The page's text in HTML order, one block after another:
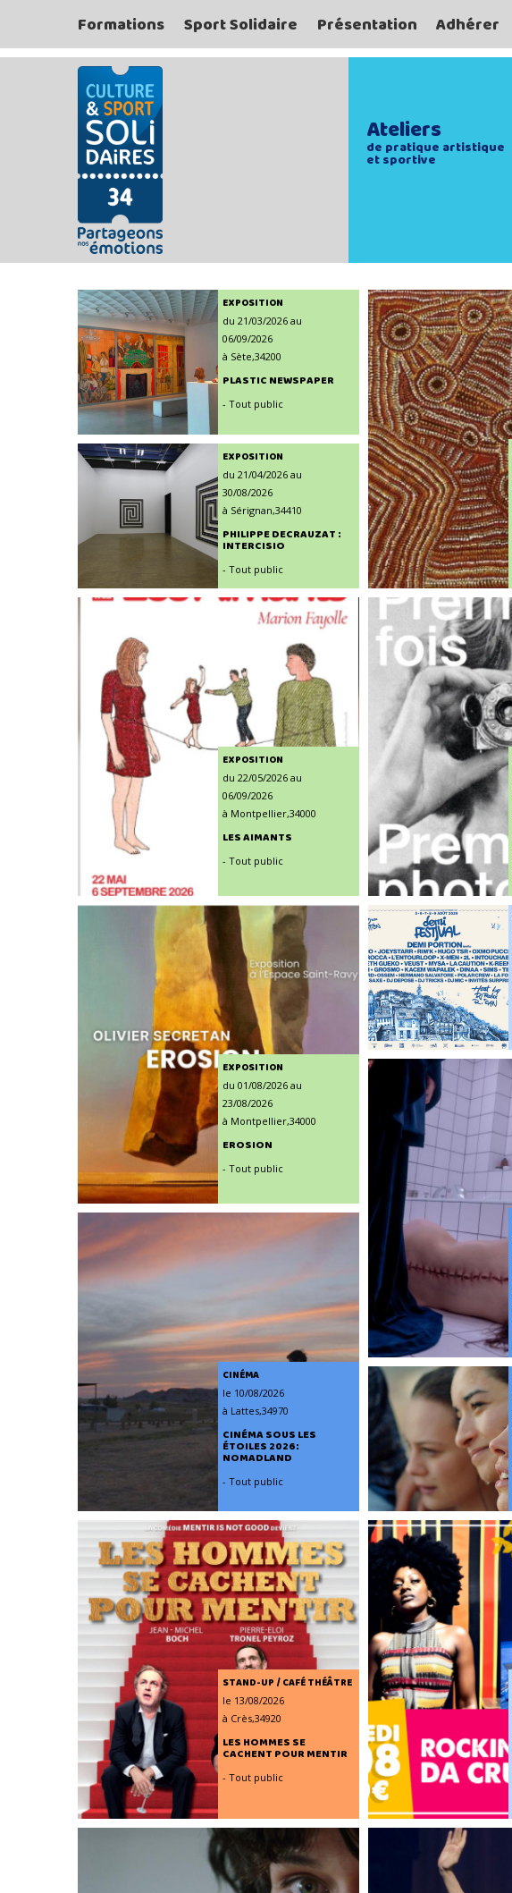
Formations Sport Solidaire Présentation Adhérer
Ateliers
de pratique artistique
et sportive
EXPOSITION
du 21/03/2026 au
06/09/2026
à Sète,34200
PLASTIC NEWSPAPER
- Tout public
EXPOSITION
du 21/04/2026 au
30/08/2026
à Sérignan,34410
PHILIPPE DECRAUZAT :
INTERCISIO
- Tout public
EXPOSITION
du 22/05/2026 au
06/09/2026
à Montpellier,34000
LES AIMANTS
- Tout public
EXPOSITION
du 01/08/2026 au
23/08/2026
à Montpellier,34000
EROSION
- Tout public
CINÉMA
le 10/08/2026
à Lattes,34970
CINÉMA SOUS LES
ÉTOILES 2026:
NOMADLAND
- Tout public
STAND-UP / CAFÉ THÉÂTRE
le 13/08/2026
à Crès,34920
LES HOMMES SE
CACHENT POUR MENTIR
- Tout public